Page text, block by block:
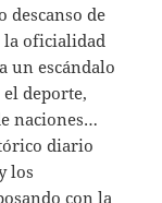
descanso de
la oficialidad
un escándalo
deporte,
naciones…
diario
los
con la